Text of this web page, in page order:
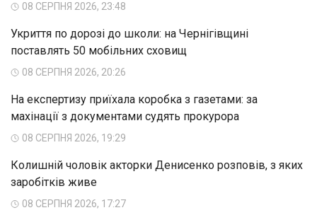
08 СЕРПНЯ 2026, 23:48
Укриття по дорозі до школи: на Чернігівщині
поставлять 50 мобільних сховищ
08 СЕРПНЯ 2026, 20:26
На експертизу приїхала коробка з газетами: за
махінації з документами судять прокурора
08 СЕРПНЯ 2026, 19:29
Колишній чоловік акторки Денисенко розповів, з яких
заробітків живе
08 СЕРПНЯ 2026, 17:27